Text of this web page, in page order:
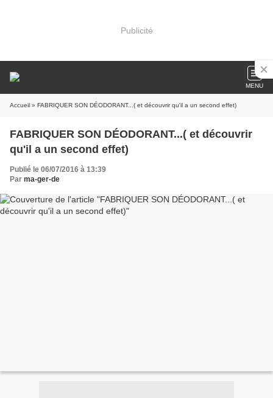
Publicité
MENU
Accueil » FABRIQUER SON DÉODORANT...( et découvrir qu'il a un second effet)
FABRIQUER SON DÉODORANT...( et découvrir
qu'il a un second effet)
Publié le 06/07/2016 à 13:39
Par ma-ger-de